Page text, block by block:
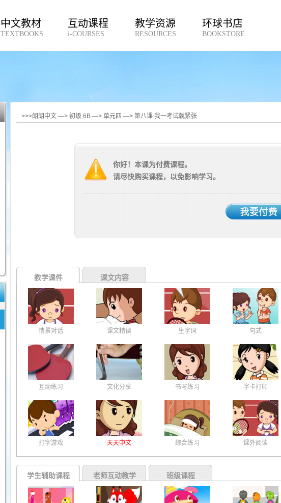
中文教材
TEXTBOOKS
互动课程
i-COURSES
教学资源
RESOURCES
环球书店
BOOKSTORE
>>>朗朗中文 —> 初级 6B —> 单元四 —> 第八课 我一考试就紧张
你好！本课为付费课程。
请尽快购买课程，以免影响学习。
教学课件 课文内容
情景对话 课文精读 生字词 句式
互动练习 文化分享 书写练习 字卡打印
打字游戏 天天中文 综合练习 课外阅读
学生辅助课程 老师互动教学 班级课程